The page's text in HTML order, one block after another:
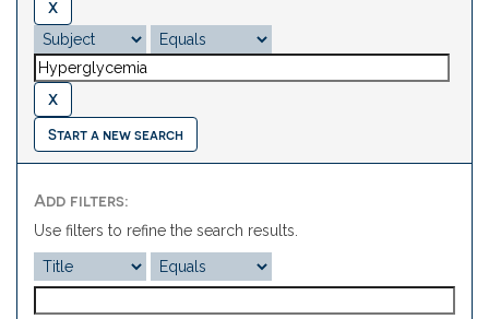
Start a new search
Add filters:
Use filters to refine the search results.